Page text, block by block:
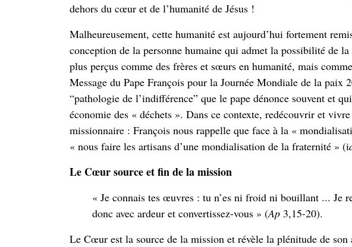
dehors du cœur et de l’humanité de Jésus !
Malheureusement, cette humanité est aujourd’hui fortement
conception de la personne humaine qui admet la possibilité de
plus perçus comme des frères et sœurs en humanité, mais
Message du Pape François pour la Journée Mondiale de la paix
“pathologie de l’indifférence” que le pape dénonce souvent et
économie des « déchets ». Dans ce contexte, redécouvrir et
missionnaire : François nous rappelle que face à la «
« nous faire les artisans d’une mondialisation de la fraternité » (i
Le Cœur source et fin de la mission
« Je connais tes œuvres : tu n’es ni froid ni bouillant ... Je
donc avec ardeur et convertissez-vous » (Ap 3,15-20).
Le Cœur est la source de la mission et révèle la plénitude de